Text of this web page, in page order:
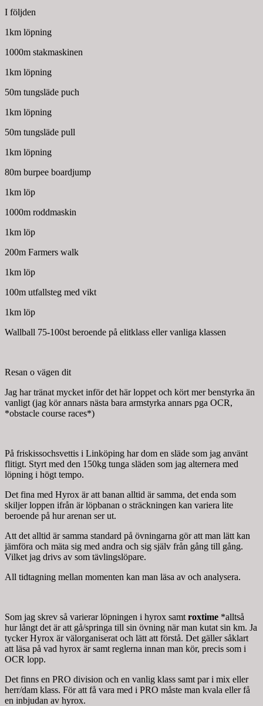
I följden
1km löpning
1000m stakmaskinen
1km löpning
50m tungsläde puch
1km löpning
50m tungsläde pull
1km löpning
80m burpee boardjump
1km löp
1000m roddmaskin
1km löp
200m Farmers walk
1km löp
100m utfallsteg med vikt
1km löp
Wallball 75-100st beroende på elitklass eller vanliga klassen
Resan o vägen dit
Jag har tränat mycket inför det här loppet och kört mer benstyrka än
vanligt (jag kör annars nästa bara armstyrka annars pga OCR,
*obstacle course races*)
På friskissochsvettis i Linköping har dom en släde som jag använt
flitigt. Styrt med den 150kg tunga släden som jag alternera med
löpning i högt tempo.
Det fina med Hyrox är att banan alltid är samma, det enda som
skiljer loppen ifrån är löpbanan o sträckningen kan variera lite
beroende på hur arenan ser ut.
Att det alltid är samma standard på övningarna gör att man lätt kan
jämföra och mäta sig med andra och sig själv från gång till gång.
Vilket jag drivs av som tävlingslöpare.
All tidtagning mellan momenten kan man läsa av och analysera.
Som jag skrev så varierar löpningen i hyrox samt roxtime *alltså
hur långt det är att gå/springa till sin övning när man kutat sin km. Ja
tycker Hyrox är välorganiserat och lätt att förstå. Det gäller såklart
att läsa på vad hyrox är samt reglerna innan man kör, precis som i
OCR lopp.
Det finns en PRO division och en vanlig klass samt par i mix eller
herr/dam klass. För att få vara med i PRO måste man kvala eller få
en inbjudan av hyrox.